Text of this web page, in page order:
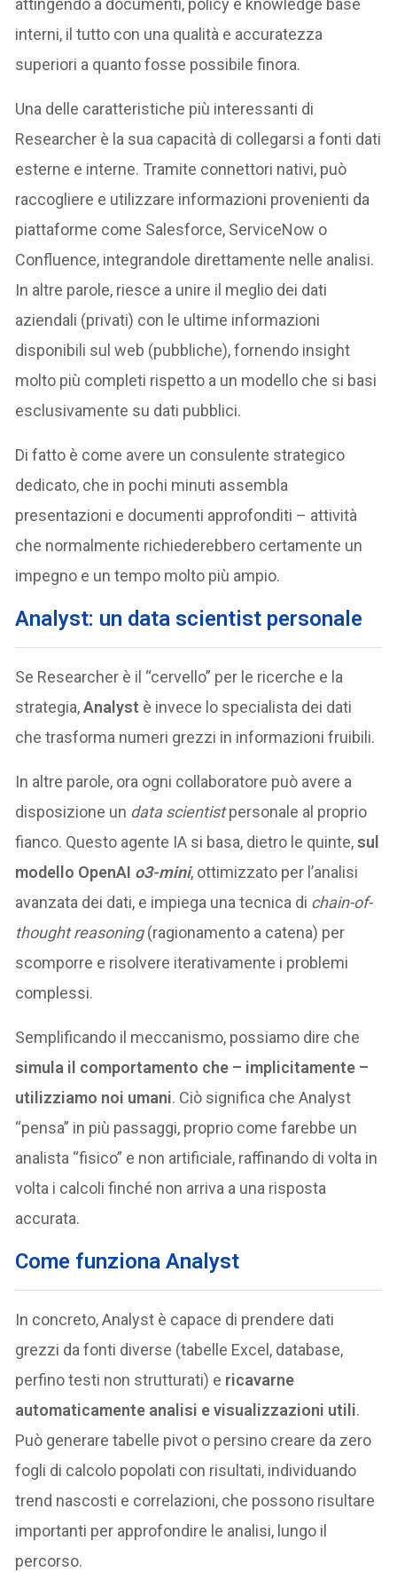
attingendo a documenti, policy e knowledge base
interni, il tutto con una qualità e accuratezza
superiori a quanto fosse possibile finora.
Una delle caratteristiche più interessanti di
Researcher è la sua capacità di collegarsi a fonti dati
esterne e interne. Tramite connettori nativi, può
raccogliere e utilizzare informazioni provenienti da
piattaforme come Salesforce, ServiceNow o
Confluence, integrandole direttamente nelle analisi​.
In altre parole, riesce a unire il meglio dei dati
aziendali (privati) con le ultime informazioni
disponibili sul web (pubbliche), fornendo insight
molto più completi rispetto a un modello che si basi
esclusivamente su dati pubblici.
Di fatto è come avere un consulente strategico
dedicato, che in pochi minuti assembla
presentazioni e documenti approfonditi – attività
che normalmente richiederebbero certamente un
impegno e un tempo molto più ampio.
Analyst: un data scientist personale
Se Researcher è il “cervello” per le ricerche e la
strategia,Analyst è invece lo specialista dei dati
che trasforma numeri grezzi in informazioni fruibili.
In altre parole, ora ogni collaboratore può avere a
disposizione un data scientistpersonale al proprio
fianco. Questo agente IA si basa, dietro le quinte,sul
modello OpenAI o3-mini, ottimizzato per l’analisi
avanzata dei dati, e impiega una tecnica di chain-of-
thought reasoning(ragionamento a catena) per
scomporre e risolvere iterativamente i problemi
complessi​.
Semplificando il meccanismo, possiamo dire che
simula il comportamento che – implicitamente –
utilizziamo noi umani. Ciò significa che Analyst
“pensa” in più passaggi, proprio come farebbe un
analista “fisico” e non artificiale, raffinando di volta in
volta i calcoli finché non arriva a una risposta
accurata.
Come funziona Analyst
In concreto, Analyst è capace di prendere dati
grezzi da fonti diverse (tabelle Excel, database,
perfino testi non strutturati) e ricavarne
automaticamente analisi e visualizzazioni utili.
Può generare tabelle pivot o persino creare da zero
fogli di calcolo popolati con risultati, individuando
trend nascosti e correlazioni, che possono risultare
importanti per approfondire le analisi, lungo il
percorso.